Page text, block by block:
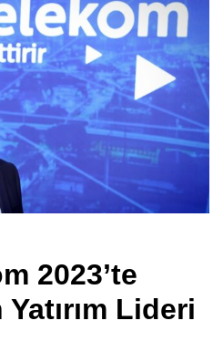
2023’te
Lideri